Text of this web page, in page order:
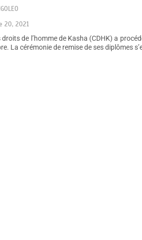
20, 2021
droits de l’homme de Kasha (CDHK) a
La cérémonie de remise de ses diplômes